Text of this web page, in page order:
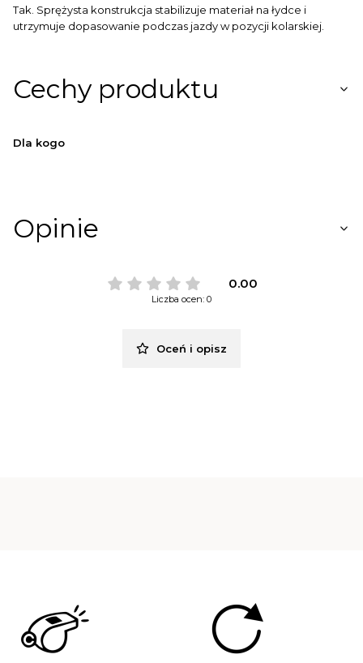
Tak. Sprężysta konstrukcja stabilizuje materiał na łydce i
utrzymuje dopasowanie podczas jazdy w pozycji kolarskiej.
Cechy produktu
Dla kogo
Opinie
0.00
Liczba ocen: 0
Oceń i opisz